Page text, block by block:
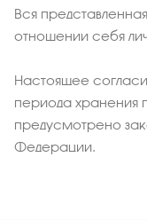
Вся
отношении себя
Настоящее
периода хранения
предусмотрено
Федерации.